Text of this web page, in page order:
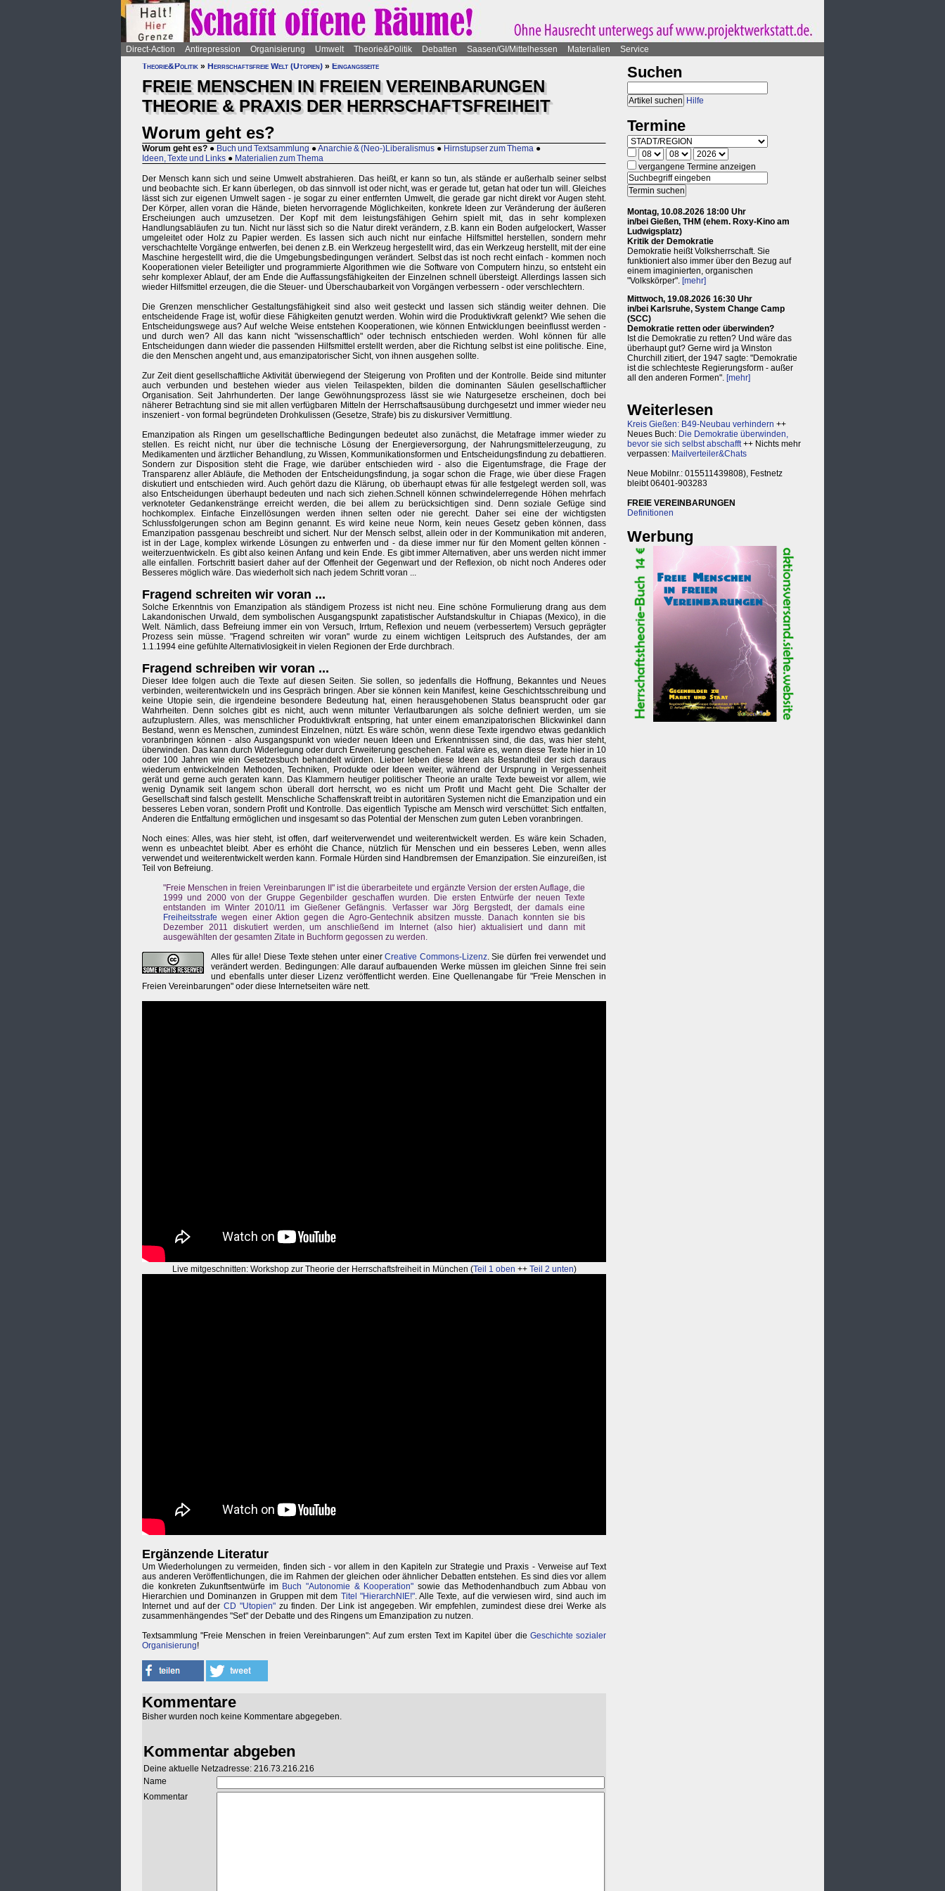
Direct-Action Antirepression Organisierung Umwelt Theorie&Politik Debatten Saasen/GI/Mittelhessen Materialien
Service
Theorie&Politik » Herrschaftsfreie Welt (Utopien) » Eingangsseite
FREIE MENSCHEN IN FREIEN VEREINBARUNGEN
THEORIE & PRAXIS DER HERRSCHAFTSFREIHEIT
Worum geht es?
Worum geht es? ● Buch und Textsammlung ●Anarchie & (Neo-)Liberalismus ● Hirnstupser zum Thema ●
Ideen, Texte und Links ● Materialien zum Thema
Der Mensch kann sich und seine Umwelt abstrahieren. Das heißt, er kann so tun, als stände er außerhalb seiner selbst
und beobachte sich. Er kann überlegen, ob das sinnvoll ist oder nicht, was er gerade tut, getan hat oder tun will. Gleiches
lässt sich zur eigenen Umwelt sagen - je sogar zu einer entfernten Umwelt, die gerade gar nicht direkt vor Augen steht.
Der Körper, allen voran die Hände, bieten hervorragende Möglichkeiten, konkrete Ideen zur Veränderung der äußeren
Erscheiungen auch umzusetzen. Der Kopf mit dem leistungsfähigen Gehirn spielt mit, das in sehr komplexen
Handlungsabläufen zu tun. Nicht nur lässt sich so die Natur direkt verändern, z.B. kann ein Boden aufgelockert, Wasser
umgeleitet oder Holz zu Papier werden. Es lassen sich auch nicht nur einfache Hilfsmittel herstellen, sondern mehr
verschachtelte Vorgänge entwerfen, bei denen z.B. ein Werkzeug hergestellt wird, das ein Werkzeug herstellt, mit der eine
Maschine hergestellt wird, die die Umgebungsbedingungen verändert. Selbst das ist noch recht einfach - kommen noch
Kooperationen vieler Beteiligter und programmierte Algorithmen wie die Software von Computern hinzu, so entsteht ein
sehr komplexer Ablauf, der am Ende die Auffassungsfähigkeiten der Einzelnen schnell übersteigt. Allerdings lassen sich
wieder Hilfsmittel erzeugen, die die Steuer- und Überschaubarkeit von Vorgängen verbessern - oder verschlechtern.
Die Grenzen menschlicher Gestaltungsfähigkeit sind also weit gesteckt und lassen sich ständig weiter dehnen. Die
entscheidende Frage ist, wofür diese Fähigkeiten genutzt werden. Wohin wird die Produktivkraft gelenkt? Wie sehen die
Entscheidungswege aus? Auf welche Weise entstehen Kooperationen, wie können Entwicklungen beeinflusst werden -
und durch wen? All das kann nicht "wissenschaftlich" oder technisch entschieden werden. Wohl können für alle
Entscheidungen dann wieder die passenden Hilfsmittel erstellt werden, aber die Richtung selbst ist eine politische. Eine,
die den Menschen angeht und, aus emanzipatorischer Sicht, von ihnen ausgehen sollte.
Zur Zeit dient gesellschaftliche Aktivität überwiegend der Steigerung von Profiten und der Kontrolle. Beide sind mitunter
auch verbunden und bestehen wieder aus vielen Teilaspekten, bilden die dominanten Säulen gesellschaftlicher
Organisation. Seit Jahrhunderten. Der lange Gewöhnungsprozess lässt sie wie Naturgesetze erscheinen, doch bei
näherer Betrachtung sind sie mit allen verfügbaren Mitteln der Herrschaftsausübung durchgesetzt und immer wieder neu
inszeniert - von formal begründeten Drohkulissen (Gesetze, Strafe) bis zu diskursiver Vermittlung.
Emanzipation als Ringen um gesellschaftliche Bedingungen bedeutet also zunächst, die Metafrage immer wieder zu
stellen. Es reicht nicht, nur über die technische Lösung der Energieversorgung, der Nahrungsmittelerzeugung, zu
Medikamenten und ärztlicher Behandlung, zu Wissen, Kommunikationsformen und Entscheidungsfindung zu debattieren.
Sondern zur Disposition steht die Frage, wie darüber entschieden wird - also die Eigentumsfrage, die Frage der
Transparenz aller Abläufe, die Methoden der Entscheidungsfindung, ja sogar schon die Frage, wie über diese Fragen
diskutiert und entschieden wird. Auch gehört dazu die Klärung, ob überhaupt etwas für alle festgelegt werden soll, was
also Entscheidungen überhaupt bedeuten und nach sich ziehen.Schnell können schwindelerregende Höhen mehrfach
verknoteter Gedankenstränge erreicht werden, die bei allem zu berücksichtigen sind. Denn soziale Gefüge sind
hochkomplex. Einfache Einzellösungen werden ihnen selten oder nie gerecht. Daher sei eine der wichtigsten
Schlussfolgerungen schon am Beginn genannt. Es wird keine neue Norm, kein neues Gesetz geben können, dass
Emanzipation passgenau beschreibt und sichert. Nur der Mensch selbst, allein oder in der Kommunikation mit anderen,
ist in der Lage, komplex wirkende Lösungen zu entwerfen und - da diese immer nur für den Moment gelten können -
weiterzuentwickeln. Es gibt also keinen Anfang und kein Ende. Es gibt immer Alternativen, aber uns werden nicht immer
alle einfallen. Fortschritt basiert daher auf der Offenheit der Gegenwart und der Reflexion, ob nicht noch Anderes oder
Besseres möglich wäre. Das wiederholt sich nach jedem Schritt voran ...
Fragend schreiten wir voran ...
Solche Erkenntnis von Emanzipation als ständigem Prozess ist nicht neu. Eine schöne Formulierung drang aus dem
Lakandonischen Urwald, dem symbolischen Ausgangspunkt zapatistischer Aufstandskultur in Chiapas (Mexico), in die
Welt. Nämlich, dass Befreiung immer ein von Versuch, Irrtum, Reflexion und neuem (verbessertem) Versuch geprägter
Prozess sein müsse. "Fragend schreiten wir voran" wurde zu einem wichtigen Leitspruch des Aufstandes, der am
1.1.1994 eine gefühlte Alternativlosigkeit in vielen Regionen der Erde durchbrach.
Fragend schreiben wir voran ...
Dieser Idee folgen auch die Texte auf diesen Seiten. Sie sollen, so jedenfalls die Hoffnung, Bekanntes und Neues
verbinden, weiterentwickeln und ins Gespräch bringen. Aber sie können kein Manifest, keine Geschichtsschreibung und
keine Utopie sein, die irgendeine besondere Bedeutung hat, einen herausgehobenen Status beansprucht oder gar
Wahrheiten. Denn solches gibt es nicht, auch wenn mitunter Verlautbarungen als solche definiert werden, um sie
aufzuplustern. Alles, was menschlicher Produktivkraft entspring, hat unter einem emanzipatorischen Blickwinkel dann
Bestand, wenn es Menschen, zumindest Einzelnen, nützt. Es wäre schön, wenn diese Texte irgendwo etwas gedanklich
voranbringen können - also Ausgangspunkt von wieder neuen Ideen und Erkenntnissen sind, die das, was hier steht,
überwinden. Das kann durch Widerlegung oder durch Erweiterung geschehen. Fatal wäre es, wenn diese Texte hier in 10
oder 100 Jahren wie ein Gesetzesbuch behandelt würden. Lieber leben diese Ideen als Bestandteil der sich daraus
wiederum entwickelnden Methoden, Techniken, Produkte oder Ideen weiter, während der Ursprung in Vergessenheit
gerät und gerne auch geraten kann. Das Klammern heutiger politischer Theorie an uralte Texte beweist vor allem, wie
wenig Dynamik seit langem schon überall dort herrscht, wo es nicht um Profit und Macht geht. Die Schalter der
Gesellschaft sind falsch gestellt. Menschliche Schaffenskraft treibt in autoritären Systemen nicht die Emanzipation und ein
besseres Leben voran, sondern Profit und Kontrolle. Das eigentlich Typische am Mensch wird verschüttet: Sich entfalten,
Anderen die Entfaltung ermöglichen und insgesamt so das Potential der Menschen zum guten Leben voranbringen.
Noch eines: Alles, was hier steht, ist offen, darf weiterverwendet und weiterentwickelt werden. Es wäre kein Schaden,
wenn es unbeachtet bleibt. Aber es erhöht die Chance, nützlich für Menschen und ein besseres Leben, wenn alles
verwendet und weiterentwickelt werden kann. Formale Hürden sind Handbremsen der Emanzipation. Sie einzureißen, ist
Teil von Befreiung.
"Freie Menschen in freien Vereinbarungen II" ist die überarbeitete und ergänzte Version der ersten Auflage, die
1999 und 2000 von der Gruppe Gegenbilder geschaffen wurden. Die ersten Entwürfe der neuen Texte
entstanden im Winter 2010/11 im Gießener Gefängnis. Verfasser war Jörg Bergstedt, der damals eine
Freiheitsstrafe wegen einer Aktion gegen die Agro-Gentechnik absitzen musste. Danach konnten sie bis
Dezember 2011 diskutiert werden, um anschließend im Internet (also hier) aktualisiert und dann mit
ausgewählten der gesamten Zitate in Buchform gegossen zu werden.
Alles für alle! Diese Texte stehen unter einerCreative Commons-Lizenz. Sie dürfen frei verwendet und
verändert werden. Bedingungen: Alle darauf aufbauenden Werke müssen im gleichen Sinne frei sein
und ebenfalls unter dieser Lizenz veröffentlicht werden. Eine Quellenangabe für "Freie Menschen in
Freien Vereinbarungen" oder diese Internetseiten wäre nett.
Live mitgeschnitten: Workshop zur Theorie der Herrschaftsfreiheit in München (Teil 1 oben ++ Teil 2 unten)
Ergänzende Literatur
Um Wiederholungen zu vermeiden, finden sich - vor allem in den Kapiteln zur Strategie und Praxis - Verweise auf Text
aus anderen Veröffentlichungen, die im Rahmen der gleichen oder ähnlicher Debatten entstehen. Es sind dies vor allem
die konkreten Zukunftsentwürfe im Buch "Autonomie & Kooperation" sowie das Methodenhandbuch zum Abbau von
Hierarchien und Dominanzen in Gruppen mit dem Titel "HierarchNIE!". Alle Texte, auf die verwiesen wird, sind auch im
Internet und auf derCD "Utopien"zu finden. Der Link ist angegeben. Wir empfehlen, zumindest diese drei Werke als
zusammenhängendes "Set" der Debatte und des Ringens um Emanzipation zu nutzen.
Textsammlung "Freie Menschen in freien Vereinbarungen": Auf zum ersten Text im Kapitel über die Geschichte sozialer
Organisierung!
Kommentare
Bisher wurden noch keine Kommentare abgegeben.
Kommentar abgeben
Deine aktuelle Netzadresse: 216.73.216.216
Name
Kommentar
Suchen
Hilfe
Termine
vergangene Termine anzeigen
Montag, 10.08.2026 18:00 Uhr
in/bei Gießen, THM (ehem. Roxy-Kino am
Ludwigsplatz)
Kritik der Demokratie
Demokratie heißt Volksherrschaft. Sie
funktioniert also immer über den Bezug auf
einem imaginierten, organischen
"Volkskörper". [mehr]
Mittwoch, 19.08.2026 16:30 Uhr
in/bei Karlsruhe, System Change Camp
(SCC)
Demokratie retten oder überwinden?
Ist die Demokratie zu retten? Und wäre das
überhaupt gut? Gerne wird ja Winston
Churchill zitiert, der 1947 sagte: "Demokratie
ist die schlechteste Regierungsform - außer
all den anderen Formen". [mehr]
Weiterlesen
Kreis Gießen: B49-Neubau verhindern ++
Neues Buch: Die Demokratie überwinden,
bevor sie sich selbst abschafft++ Nichts mehr
verpassen: Mailverteiler&Chats
Neue Mobilnr.: 015511439808), Festnetz
bleibt 06401-903283
FREIE VEREINBARUNGEN
Definitionen
Werbung